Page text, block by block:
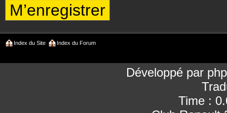
M’enregistrer
Index du Site Index du Forum
Développé par
Time :